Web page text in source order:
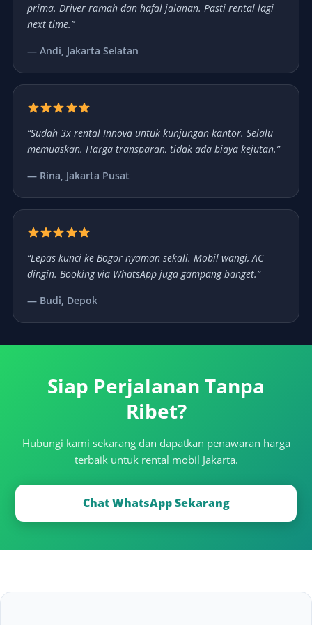
prima. Driver ramah dan hafal jalanan. Pasti rental lagi
next time.”
— Andi, Jakarta Selatan
“Sudah 3x rental Innova untuk kunjungan kantor. Selalu
memuaskan. Harga transparan, tidak ada biaya kejutan.”
— Rina, Jakarta Pusat
“Lepas kunci ke Bogor nyaman sekali. Mobil wangi, AC
dingin. Booking via WhatsApp juga gampang banget.”
— Budi, Depok
Siap Perjalanan Tanpa
Ribet?
Hubungi kami sekarang dan dapatkan penawaran harga
terbaik untuk rental mobil Jakarta.
Chat WhatsApp Sekarang